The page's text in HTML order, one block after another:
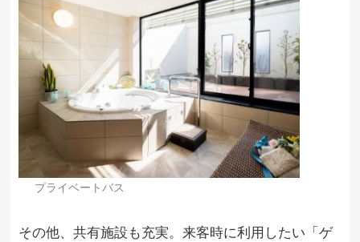
プライベートバス
その他、共有施設も充実。来客時に利用したい「ゲ